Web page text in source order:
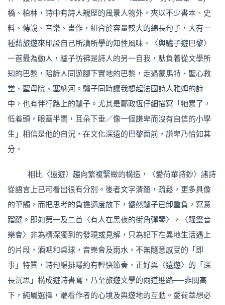
橋、柏林，詩中有詩人親歷的風景人物外，夾以不少書本、史
料、傳說、音樂、畫作，組合於容量較大的綿長句子，大有一
種藉旅遊來印證自己所讀所學的知性風味。〈與驢子遊巴黎〉
一首最為動人，驢子彷彿是詩人的另一自我，馱負着從文學所
知的巴黎，陪詩人同遊腳下實地的巴黎，走過蒙馬特、聖心教
堂、聖母院、塞納河。驢子同時讓我想起法國詩人雅姆的詩
中，也有伴行路上的驢子。尤其是鄭政恆仔細描寫「牠累了，
低着頭，眼蓋半閤，耳朵下垂／像一個謙卑而沒有自信的小學
生」相信是他的自況，在文化深遠的巴黎面前，謙卑乃恰如其
分。
相比〈遠遊〉趨向繁複緊緻的構造，〈愛荷華詩鈔〉諸詩
從語言上已可看出很有分別。後者文字清簡，疏鬆，更多具像
的筆觸，而把思考的負擔適度放下，儼然驢子已卸重負，寫意
蹓躂。即如第一及二首〈有人在黑夜的街角彈琴〉，〈騷靈音
樂會〉非為精深獨到的發現或見解，只為記下在異地生活遇上
的片段，酒吧和桌球，音樂會及雨水，不無隨意感受的「即
事」特質，詩句編排隱約有輕快節奏，正好與〈遠遊〉的「深
長沉思」構成遊詩書寫，乃至旅遊文學的兩道進路──非關高
下，純屬選擇，端看作者的心境及與遊地的互動。愛荷華想必